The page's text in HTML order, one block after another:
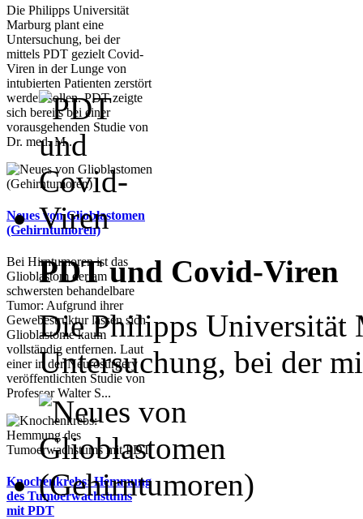
Die Philipps Universität
Marburg plant eine
Untersuchung, bei der
mittels PDT gezielt Covid-
Viren in der Lunge von
intubierten Patienten zerstört
werden sollen. PDT zeigte
sich bereits bei einer
vorausgehenden Studie von
Dr. med. M...
Neues von Glioblastomen
(Gehirntumoren)
Bei Hirntumoren ist das
Glioblastom der am
schwersten behandelbare
Tumor: Aufgrund ihrer
Gewebestruktur lassen sich
Glioblastome kaum
vollständig entfernen. Laut
einer in der Neurosurgery
veröffentlichten Studie von
Professor Walter S...
Knochenkrebs: Hemmung
des Tumoerwachstums
mit PDT
PDT und Covid-Viren
Die Philipps Universität
Untersuchung, bei der